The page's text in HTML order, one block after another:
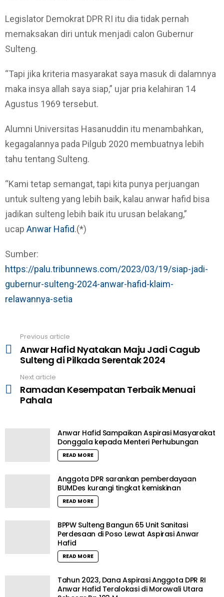
Legislator Demokrat DPR RI itu dia tidak pernah
memaksakan diri untuk menjadi calon Gubernur
Sulteng.
“Tapi jika kriteria masyarakat saya masuk di dalamnya
maka insya allah saya siap,” ujar pria kelahiran 14
Agustus 1969 tersebut.
Alumni Universitas Hasanuddin itu menambahkan,
kegagalannya pada Pilgub 2020 membuatnya lebih
tahu tentang Sulteng.
“Kami tetap semangat, tapi kita punya perjuangan
untuk sulteng yang lebih baik, kalau anwar hafid bisa
jadikan sulteng lebih baik itu urusan belakang,”
ucap Anwar Hafid.(*)
Sumber:
https://palu.tribunnews.com/2023/03/19/siap-jadi-
gubernur-sulteng-2024-anwar-hafid-klaim-
relawannya-setia
more
Previous article
Anwar Hafid Nyatakan Maju Jadi Cagub
Sulteng di Pilkada Serentak 2024
Next article
Ramadan Kesempatan Terbaik Menuai
Pahala
Anwar Hafid Sampaikan Aspirasi Masyarakat
Donggala kepada Menteri Perhubungan
READ MORE
Anggota DPR sarankan pemberdayaan
BUMDes kurangi tingkat kemiskinan
READ MORE
BPPW Sulteng Bangun 65 Unit Sanitasi
Perdesaan di Poso Lewat Aspirasi Anwar
Hafid
READ MORE
Tahun 2023, Dana Aspirasi Anggota DPR RI
Anwar Hafid Teralokasi di Morowali Utara